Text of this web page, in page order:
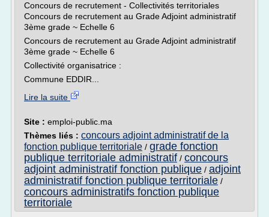
Concours de recrutement - Collectivités territoriales
Concours de recrutement au Grade Adjoint administratif
3ème grade ~ Echelle 6
Concours de recrutement au Grade Adjoint administratif
3ème grade ~ Echelle 6
Collectivité organisatrice :
Commune EDDIR...
Lire la suite
Site : emploi-public.ma
Thèmes liés : concours adjoint administratif de la
fonction publique territoriale / grade fonction
publique territoriale administratif / concours
adjoint administratif fonction publique / adjoint
administratif fonction publique territoriale /
concours administratifs fonction publique
territoriale